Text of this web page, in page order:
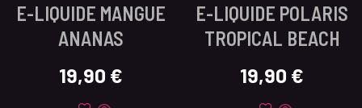
E-LIQUIDE MANGUE
ANANAS
19,90 €
E-LIQUIDE POLARIS
TROPICAL BEACH
19,90 €